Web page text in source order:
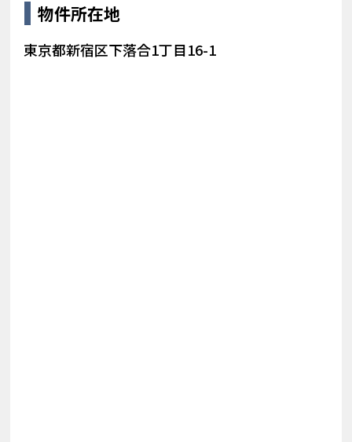
物件所在地
東京都新宿区下落合1丁目16-1